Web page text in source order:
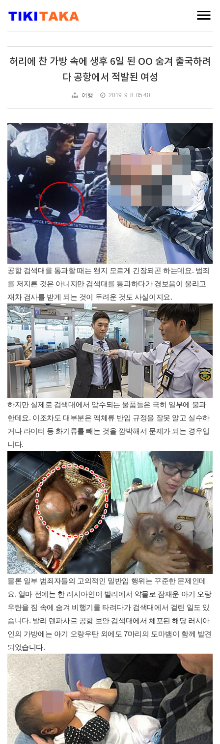
허리에 찬 가방 속에 생후 6일 된 OO 숨겨 출국하려
다 공항에서 적발된 여성
여행 2019. 9. 8. 05:40
공항 검색대를 통과할 때는 왠지 모르게 긴장되곤 하는데요. 범죄
를 저지른 것은 아니지만 검색대를 통과하다가 경보음이 울리고
재차 검사를 받게 되는 것이 두려운 것도 사실이지요.
하지만 실제로 검색대에서 압수되는 물품들은 극히 일부에 불과
한데요. 이조차도 대부분은 액체류 반입 규정을 잘못 알고 실수하
거나 라이터 등 화기류를 빼는 것을 깜박해서 문제가 되는 경우입
니다.
물론 일부 범죄자들의 고의적인 밀반입 행위는 꾸준한 문제인데
요. 얼마 전에는 한 러시아인이 발리에서 약물로 잠재운 아기 오랑
우탄을 짐 속에 숨겨 비행기를 타려다가 검색대에서 걸린 일도 있
습니다. 발리 덴파사르 공항 보안 검색대에서 체포된 해당 러시아
인의 가방에는 아기 오랑우탄 외에도 7마리의 도마뱀이 함께 발견
되었습니다.